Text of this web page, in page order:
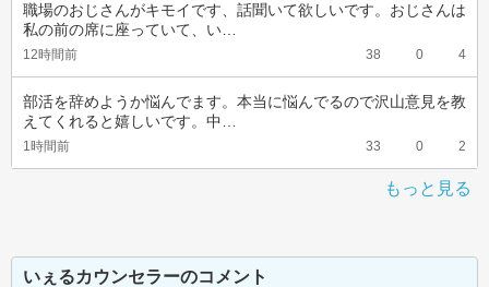
職場のおじさんがキモイです、話聞いて欲しいです。おじさんは
私の前の席に座っていて、い…
12時間前 38 0 4
部活を辞めようか悩んでます。本当に悩んでるので沢山意見を教
えてくれると嬉しいです。中…
1時間前 33 0 2
もっと見る
いぇるカウンセラーのコメント